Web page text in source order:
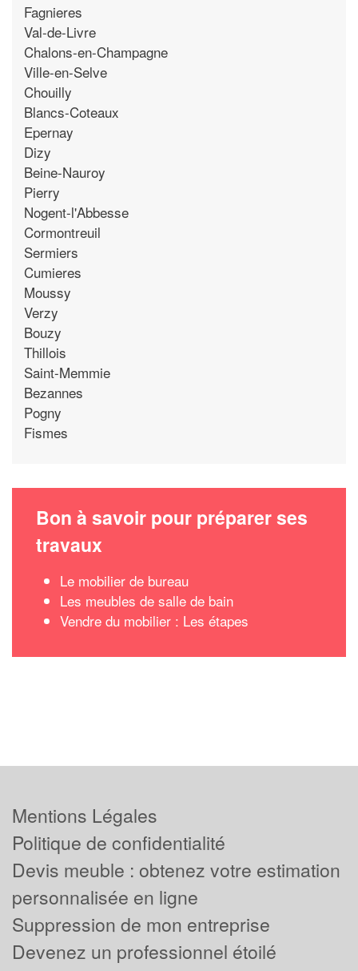
Fagnieres
Val-de-Livre
Chalons-en-Champagne
Ville-en-Selve
Chouilly
Blancs-Coteaux
Epernay
Dizy
Beine-Nauroy
Pierry
Nogent-l'Abbesse
Cormontreuil
Sermiers
Cumieres
Moussy
Verzy
Bouzy
Thillois
Saint-Memmie
Bezannes
Pogny
Fismes
Bon à savoir pour préparer ses
travaux
Le mobilier de bureau
Les meubles de salle de bain
Vendre du mobilier : Les étapes
Mentions Légales
Politique de confidentialité
Devis meuble : obtenez votre estimation
personnalisée en ligne
Suppression de mon entreprise
Devenez un professionnel étoilé